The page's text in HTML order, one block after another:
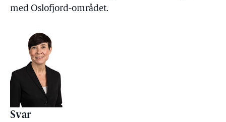
med Oslofjord-området.
Svar